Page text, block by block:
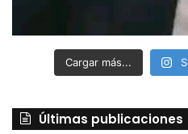
Cargar más...
Últimas publicaciones